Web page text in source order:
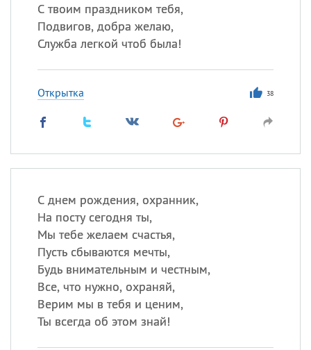
С твоим праздником тебя,
Подвигов, добра желаю,
Служба легкой чтоб была!
Открытка 38
С днем рождения, охранник,
На посту сегодня ты,
Мы тебе желаем счастья,
Пусть сбываются мечты,
Будь внимательным и честным,
Все, что нужно, охраняй,
Верим мы в тебя и ценим,
Ты всегда об этом знай!